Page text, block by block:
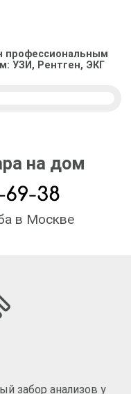
профессиональным
УЗИ, Рентген, ЭКГ
на дом
в Москве
забор анализов у